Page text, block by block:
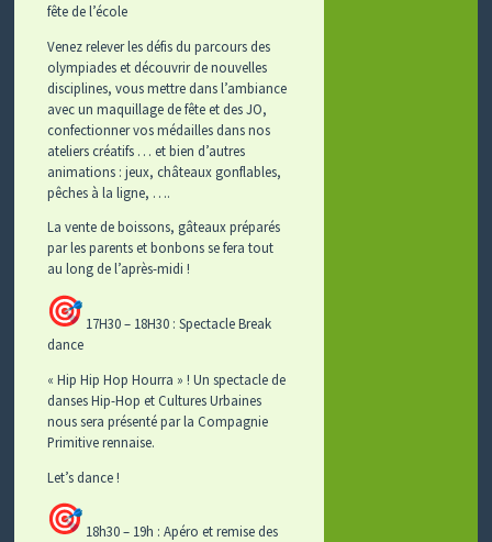
fête de l’école
Venez relever les défis du parcours des
olympiades et découvrir de nouvelles
disciplines, vous mettre dans l’ambiance
avec un maquillage de fête et des JO,
confectionner vos médailles dans nos
ateliers créatifs … et bien d’autres
animations : jeux, châteaux gonflables,
pêches à la ligne, ….
La vente de boissons, gâteaux préparés
par les parents et bonbons se fera tout
au long de l’après-midi !
17H30 – 18H30 : Spectacle Break
dance
« Hip Hip Hop Hourra » ! Un spectacle de
danses Hip-Hop et Cultures Urbaines
nous sera présenté par la Compagnie
Primitive rennaise.
Let’s dance !
18h30 – 19h : Apéro et remise des